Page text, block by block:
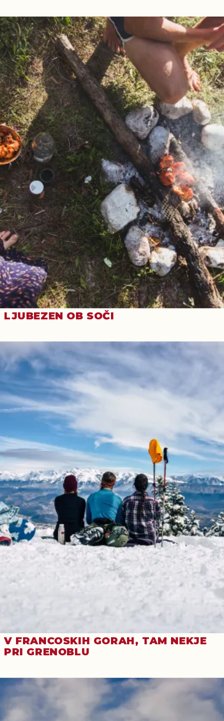
LJUBEZEN OB SOČI
V FRANCOSKIH GORAH, TAM NEKJE
PRI GRENOBLU